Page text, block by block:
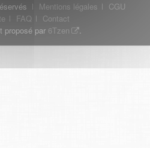
Mentions légales
CGU
FAQ
Contact
proposé par 6Tzen .